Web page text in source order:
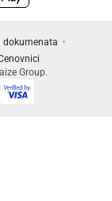
dokumenata
Group.